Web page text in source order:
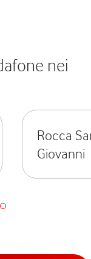
nei
Rocca
Giovanni